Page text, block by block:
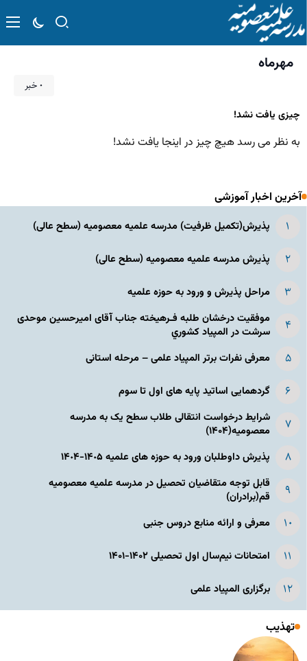
مهرماه
۰ خبر
چیزی یافت نشد!
به نظر می رسد هیچ چیز در اینجا یافت نشد!
آخرین اخبار آموزشی
پذیرش(تکمیل ظرفیت) مدرسه علمیه معصومیه‌ (سطح عالی)
پذیرش مدرسه علمیه معصومیه‌ (سطح عالی)
مراحل پذیرش و ورود به حوزه علمیه
موفقیت درخشان طلبه فـرهیخته جناب آقای امیرحسین موحدی
سرشت در المپياد كشوري
معرفی نفرات برتر المپیاد علمی – مرحله استانی
گردهمایی اساتید پایه های اول تا سوم
شرایط درخواست انتقالی طلاب سطح یک به مدرسه
معصومیه(۱۴۰۴)
پذیرش داوطلبان ورود به حوزه های علمیه ١۴٠۵-١۴٠۴
قابل توجه متقاضیان تحصیل در مدرسه علمیه معصومیه
قم(برادران)
معرفی و ارائه منابع دروس جنبی
امتحانات نیم‌سال اول تحصیلی ۱۴۰۲-۱۴۰۱
برگزاری المپیاد علمی
تهذیب